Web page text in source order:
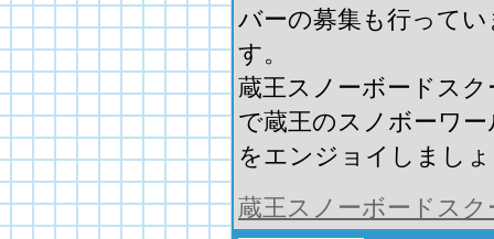
バーの募集も行ってい
す。
蔵王スノーボードスク
で蔵王のスノボーワー
をエンジョイしまし
蔵王スノーボードスク